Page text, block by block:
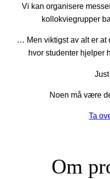
Vi kan organisere
kollokviegrupper
… Men viktigst av alt er at
hvor studenter hjelper
Noen må være
Ta
Om